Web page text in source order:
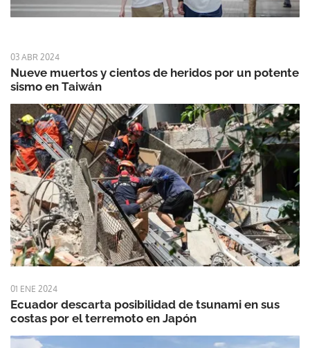
03 ABR 2024
Nueve muertos y cientos de heridos por un potente
sismo en Taiwán
01 ENE 2024
Ecuador descarta posibilidad de tsunami en sus
costas por el terremoto en Japón